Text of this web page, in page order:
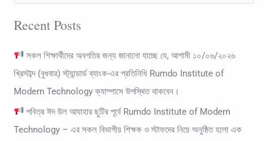
a
Recent Posts
সকল শিক্ষার্থীদের অবগতির জন্য জানানো যাচ্ছে যে, আগামী ১০/০৬/২০২৬
খ্রিস্টাব্দ (বুধবার) স্ট্যান্ডার্ড ব্যাংক-এর প্রতিনিধি Rumdo Institute of
Modern Technology ক্যাম্পাসে উপস্থিত থাকবেন।
পবিত্র ঈদ উল আযাহার ছুটির পূর্বে Rumdo Institute of Modern
Technology – এর সকল বিভাগীয় শিক্ষক ও স্টাফদের নিয়ে অনুষ্ঠিত হলো এক